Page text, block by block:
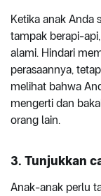
Ketika anak Anda
tampak berapi-
alami. Hindari
perasaannya,
melihat bahwa
mengerti dan
orang lain.
3. Tunjukkan
Anak-anak perlu